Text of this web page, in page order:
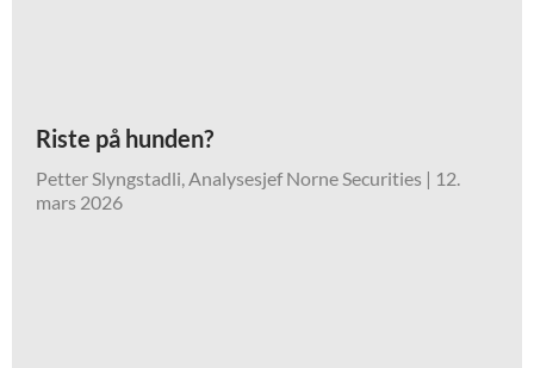
Riste på hunden?
Petter Slyngstadli, Analysesjef Norne Securities
12.
mars 2026